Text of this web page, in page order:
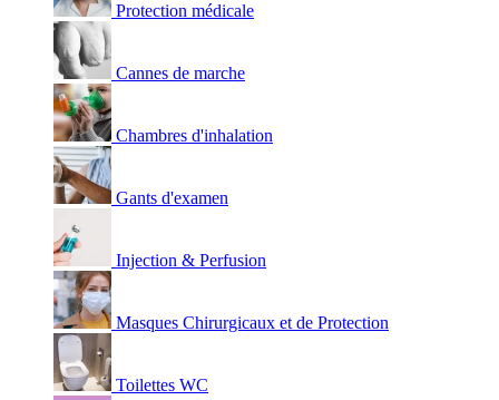
Protection médicale
Cannes de marche
Chambres d'inhalation
Gants d'examen
Injection & Perfusion
Masques Chirurgicaux et de Protection
Toilettes WC